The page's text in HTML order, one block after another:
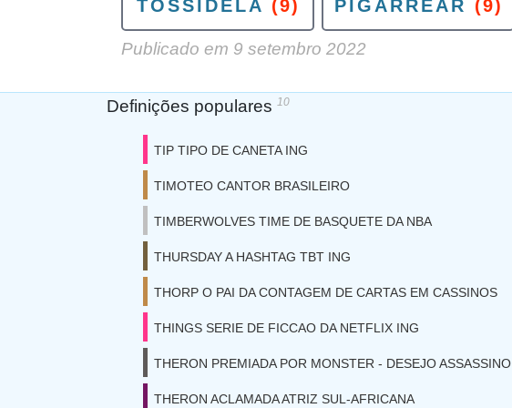
TOSSIDELA (9) PIGARREAR (9)
Publicado em 9 setembro 2022
Definições populares 10
TIP TIPO DE CANETA ING
TIMOTEO CANTOR BRASILEIRO
TIMBERWOLVES TIME DE BASQUETE DA NBA
THURSDAY A HASHTAG TBT ING
THORP O PAI DA CONTAGEM DE CARTAS EM CASSINOS
THINGS SERIE DE FICCAO DA NETFLIX ING
THERON PREMIADA POR MONSTER - DESEJO ASSASSINO
THERON ACLAMADA ATRIZ SUL-AFRICANA